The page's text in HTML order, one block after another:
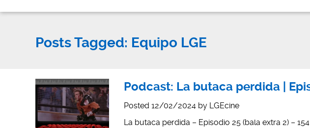
Posts Tagged: Equipo LGE
Podcast: La butaca perdida |
Posted 12/02/2024 by LGEcine
La butaca perdida – Episodio 25 (bala extra 2) –